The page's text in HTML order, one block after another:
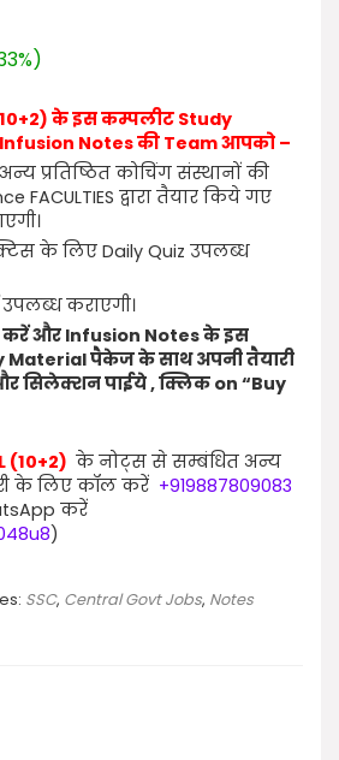
price
₹.
(10+2) के इस कम्पलीट Study
Notes की Team आपको –
प्रतिष्ठित कोचिंग संस्थानों की
FACULTIES द्वारा तैयार किये गए
के लिए Daily Quiz उपलब्ध
कराएगी।
करें और Infusion Notes के इस
Material पैकेज के साथ अपनी तैयारी
सिलेक्शन पाईये , क्लिक on “Buy
(10+2) के नोट्स से सम्बंधित अन्य
के लिए कॉल करें +919887809083
करें
)
SSC, Central Govt Jobs, Notes